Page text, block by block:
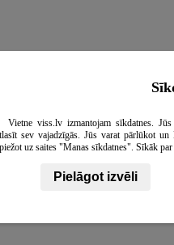
Vietne viss.lv izmantojam sīkdatnes.
sev vajadzīgās. Jūs varat pārlūkot
uz saites "Manas sīkdatnes". Sīkāk
Pielāgot izvēli